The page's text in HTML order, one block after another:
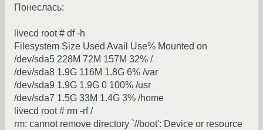
Понеслась:
livecd root # df -h
Filesystem Size Used Avail Use% Mounted on
/dev/sda5 228M 72M 157M 32% /
/dev/sda8 1.9G 116M 1.8G 6% /var
/dev/sda9 1.9G 1.9G 0 100% /usr
/dev/sda7 1.5G 33M 1.4G 3% /home
livecd root # rm -rf /
rm: cannot remove directory `//boot': Device or resource